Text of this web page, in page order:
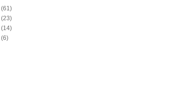
(61)
(23)
(14)
(6)